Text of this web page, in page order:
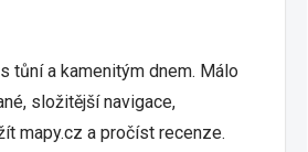
tůní a kamenitým dnem. Málo
složitější navigace,
mapy.cz a pročíst recenze.